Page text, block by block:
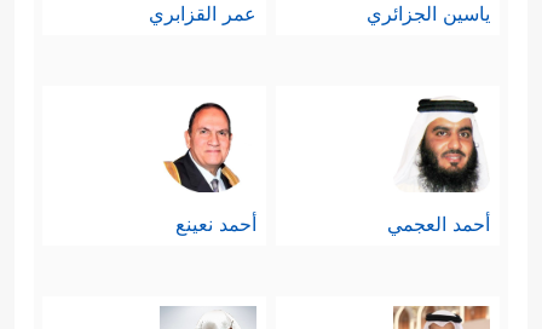
ياسين الجزائري عمر القزابري
أحمد العجمي أحمد نعينع